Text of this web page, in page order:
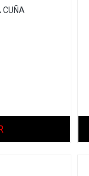
CUÑA